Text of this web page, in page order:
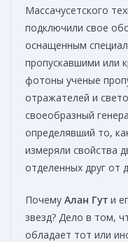
Массачусетского
подключили свое
оснащенным
пропускавшими или
фотоны ученые
отражателей и
своеобразный
определявший то,
измеряли свойства
отделенных друг от
Почему Алан Гут и
звезд? Дело в том,
обладает тот или